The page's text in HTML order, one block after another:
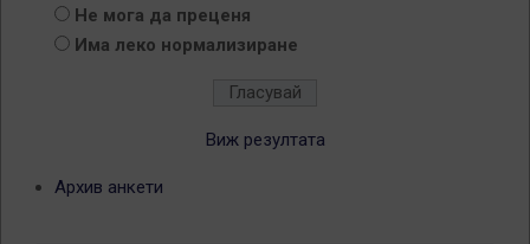
Не мога да преценя
Има леко нормализиране
Виж резултата
Архив анкети